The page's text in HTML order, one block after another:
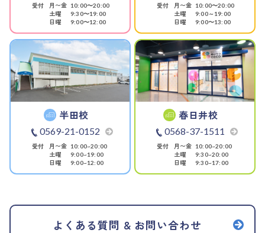
受付 月〜金 10:00〜20:00
土曜 9:30〜19:00
日曜 9:00〜12:00
受付 月〜金 10:00〜20:00
土曜 9:00～19:00
日曜 9:00〜13:00
半田校
0569-21-0152
受付 月〜金 10:00~20:00
土曜 9:00~19:00
日曜 9:00~12:00
春日井校
0568-37-1511
受付 月〜金 10:00~20:00
土曜 9:30~20:00
日曜 9:30~17:00
よくある質問 & お問い合わせ